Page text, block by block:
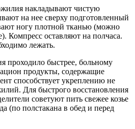
накладывают чистую
на нее сверху подготовленный
ногу плотной тканью (можно
Компресс оставляют на полчаса.
лежать.
проходило быстрее, больному
продукты, содержащие
способствует укреплению не
Для быстрого восстановления
советуют пить свежее козье
(по полстакана в обед и перед